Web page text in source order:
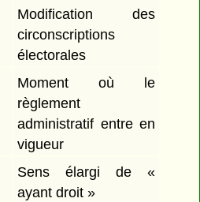
Modification des
circonscriptions
électorales
Moment où le
règlement
administratif entre en
vigueur
Sens élargi de «
ayant droit »